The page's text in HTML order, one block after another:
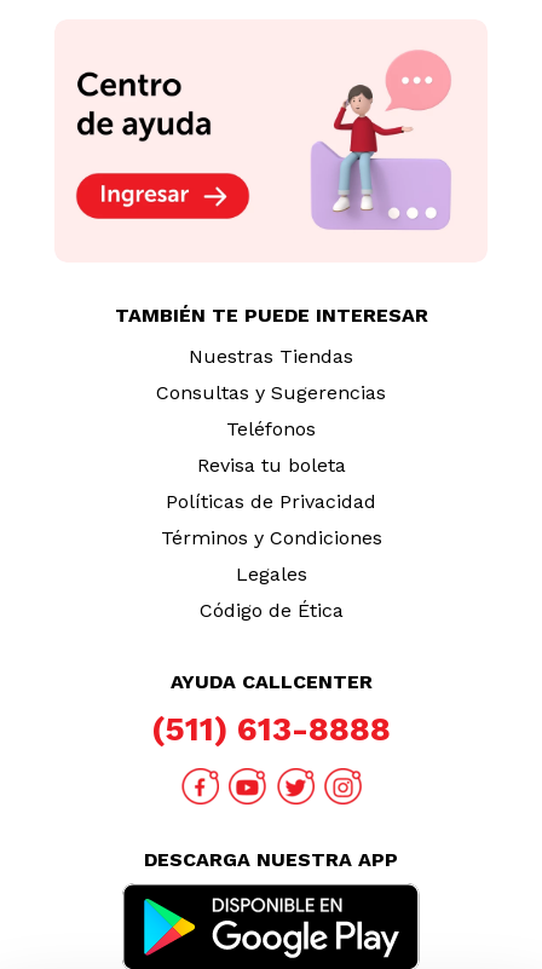
TAMBIÉN TE PUEDE INTERESAR
Nuestras Tiendas
Consultas y Sugerencias
Teléfonos
Revisa tu boleta
Políticas de Privacidad
Términos y Condiciones
Legales
Código de Ética
AYUDA CALLCENTER
(511) 613-8888
DESCARGA NUESTRA APP